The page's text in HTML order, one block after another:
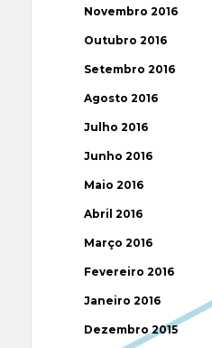
Novembro 2016
Outubro 2016
Setembro 2016
Agosto 2016
Julho 2016
Junho 2016
Maio 2016
Abril 2016
Março 2016
Fevereiro 2016
Janeiro 2016
Dezembro 2015